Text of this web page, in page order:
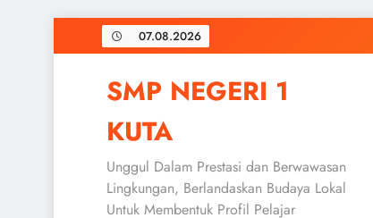
to
07.08.2026
SMP NEGERI 1
KUTA
Unggul Dalam Prestasi dan Berwawasan
Lingkungan, Berlandaskan Budaya Lokal
Untuk Membentuk Profil Pelajar